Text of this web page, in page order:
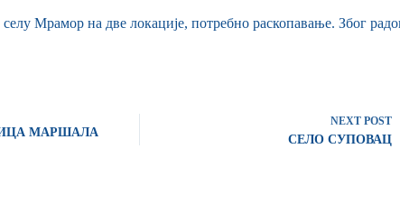
Мрамор на две локације, потребно раскопавање. Због
МАРШАЛА
NEXT POST
СЕЛО СУПОВАЦ